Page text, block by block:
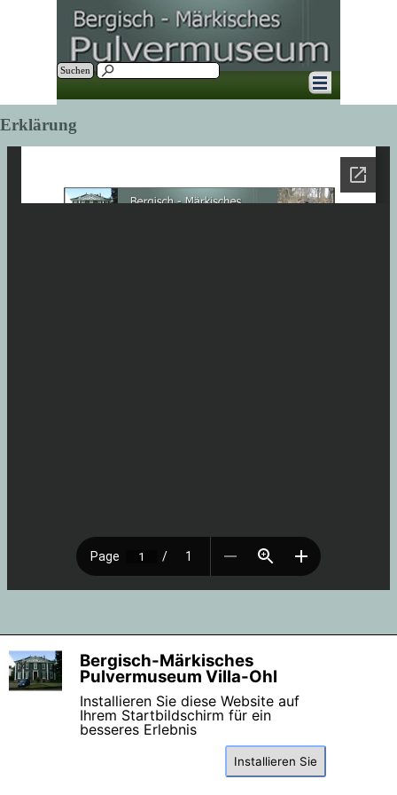
Direkt zum Seiteninhalt
Suchen
Menü überspringen
Erklärung
Zurück zum Seiteninhalt
Bergisch-Märkisches
Pulvermuseum Villa-Ohl
Installieren Sie diese Website auf
Ihrem Startbildschirm für ein
besseres Erlebnis
Installieren Sie
X